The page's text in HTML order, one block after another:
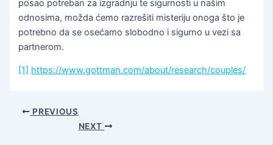
posao potreban za izgradnju te sigurnosti u našim
odnosima, možda ćemo razrešiti misteriju onoga što je
potrebno da se osećamo slobodno i sigurno u vezi sa
partnerom.
[1] https://www.gottman.com/about/research/couples/
PREVIOUS
NEXT